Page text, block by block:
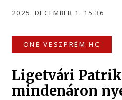
2025. DECEMBER 1. 15:36
ONE VESZPRÉM HC
Ligetvári
mindenáron